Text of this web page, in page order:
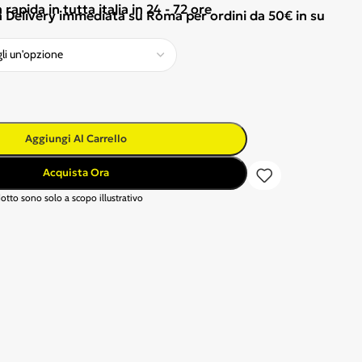
rapida in tutta italia in 24 - 72 ore
Delivery immediata su Roma per ordini da 50€ in su
Aggiungi Al Carrello
Acquista Ora
sono solo a scopo illustrativo